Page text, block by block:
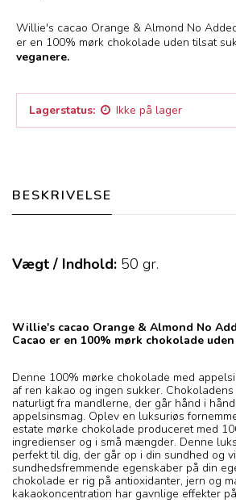
Willie's cacao Orange & Almond No
er en 100% mørk chokolade uden tilsat
veganere.
Lagerstatus: Ikke på lager
BESKRIVELSE
Vægt / Indhold: 50 gr.
Willie's cacao Orange & Almond No
Cacao er en 100% mørk chokolade
Denne 100% mørke chokolade med
af ren kakao og ingen sukker.
naturligt fra mandlerne, der går hånd i
appelsinsmag. Oplev en luksuriøs
estate mørke chokolade produceret med
ingredienser og i små mængder. Denne
perfekt til dig, der går op i din sundhed og
sundhedsfremmende egenskaber på din
chokolade er rig på antioxidanter, jern og
kakaokoncentration har gavnlige effekter